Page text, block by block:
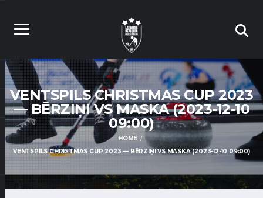
VENTSPILS CHRISTMAS CUP 2023
— BĒRZIŅI VS MASKA (2023-12-10
09:00)
HOME
VENTSPILS CHRISTMAS CUP 2023 — BĒRZIŅI VS MASKA (2023-12-10 09:00)